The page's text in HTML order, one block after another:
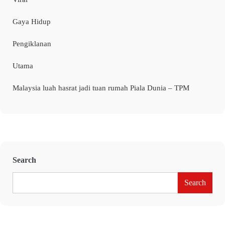
Gaya Hidup
Pengiklanan
Utama
Malaysia luah hasrat jadi tuan rumah Piala Dunia – TPM
Search
Search